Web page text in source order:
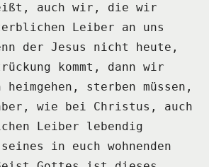
auch wir, die wir
Leiber an uns
der Jesus nicht heute,
kommt,
dann wir
heimgehen, sterben müssen,
wie bei Christus,
auch
Leiber lebendig
seines in euch wohnenden